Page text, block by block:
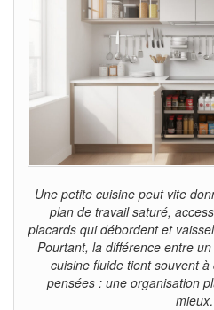
Une petite cuisine peut vite
plan de travail saturé,
placards qui débordent et
Pourtant, la différence entre
cuisine fluide tient souvent
pensées : une organisation